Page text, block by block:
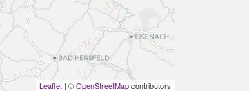
Leaflet| ©OpenStreetMapcontributors